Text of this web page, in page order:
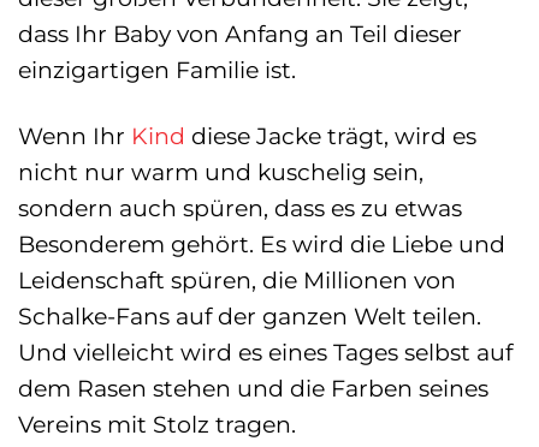
dass Ihr Baby von Anfang an Teil dieser
einzigartigen Familie ist.
Wenn Ihr Kind diese Jacke trägt, wird es
nicht nur warm und kuschelig sein,
sondern auch spüren, dass es zu etwas
Besonderem gehört. Es wird die Liebe und
Leidenschaft spüren, die Millionen von
Schalke-Fans auf der ganzen Welt teilen.
Und vielleicht wird es eines Tages selbst auf
dem Rasen stehen und die Farben seines
Vereins mit Stolz tragen.